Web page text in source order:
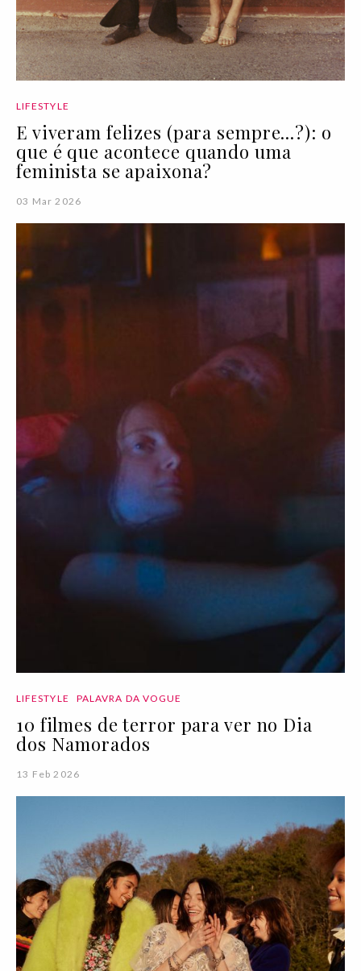
LIFESTYLE
E viveram felizes (para sempre...?): o
que é que acontece quando uma
feminista se apaixona?
03 Mar 2026
LIFESTYLE PALAVRA DA VOGUE
10 filmes de terror para ver no Dia
dos Namorados
13 Feb 2026